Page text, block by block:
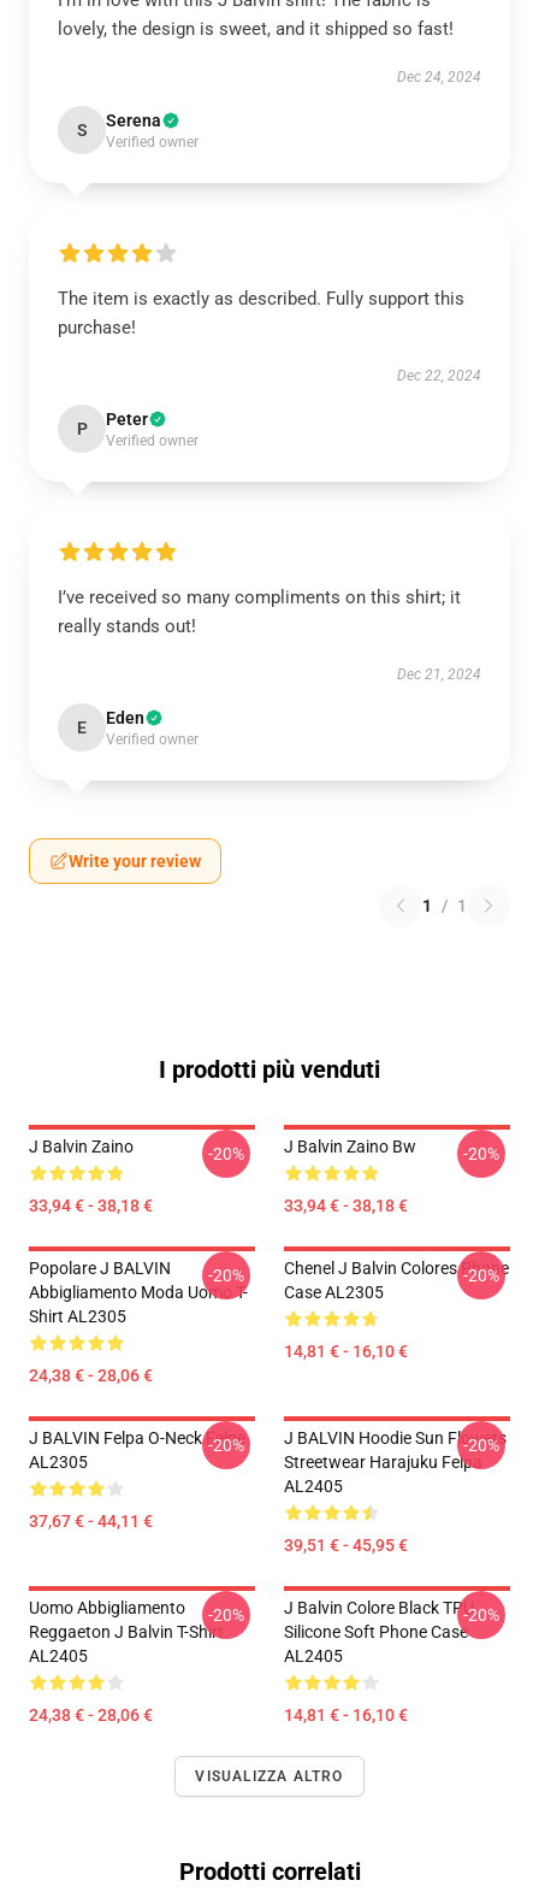
lovely, the design is sweet, and it shipped so fast!
Dec 24, 2024
S Serena
Verified owner
The item is exactly as described. Fully support this
purchase!
Dec 22, 2024
P Peter
Verified owner
I’ve received so many compliments on this shirt; it
really stands out!
Dec 21, 2024
E Eden
Verified owner
Write your review
1 / 1
I prodotti più venduti
J Balvin Zaino
33,94 € - 38,18 €
-20% J Balvin Zaino Bw
33,94 € - 38,18 €
-20%
Popolare J BALVIN
Abbigliamento Moda Uomo T-
Shirt AL2305
24,38 € - 28,06 €
-20%
Chenel J Balvin Colores Phone
Case AL2305
14,81 € - 16,10 €
-20%
J BALVIN Felpa O-Neck Felpe
AL2305
37,67 € - 44,11 €
-20%
J BALVIN Hoodie Sun Flowers
Streetwear Harajuku Felpa
AL2405
39,51 € - 45,95 €
-20%
Uomo Abbigliamento
Reggaeton J Balvin T-Shirt
AL2405
24,38 € - 28,06 €
-20%
J Balvin Colore Black TPU
Silicone Soft Phone Case
AL2405
14,81 € - 16,10 €
-20%
VISUALIZZA ALTRO
Prodotti correlati